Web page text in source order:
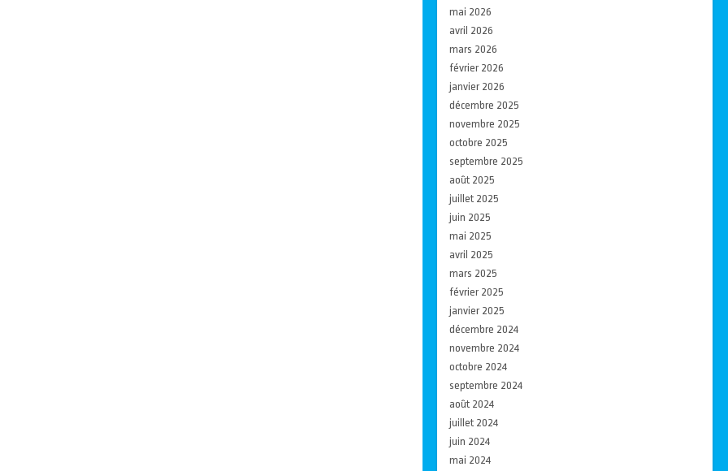
mai 2026
avril 2026
mars 2026
février 2026
janvier 2026
décembre 2025
novembre 2025
octobre 2025
septembre 2025
août 2025
juillet 2025
juin 2025
mai 2025
avril 2025
mars 2025
février 2025
janvier 2025
décembre 2024
novembre 2024
octobre 2024
septembre 2024
août 2024
juillet 2024
juin 2024
mai 2024